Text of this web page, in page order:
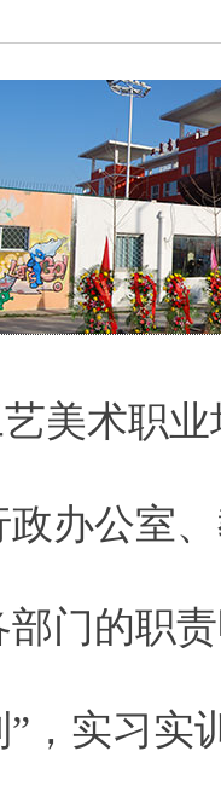
美术职
政办公室
门的职
”，实习实